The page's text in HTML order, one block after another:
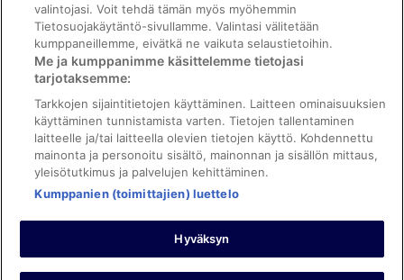
Sisältövaatimukset ja ilmoituksen tekeminen sisällöstä
Tuki
Ota yhteyttä
Varauksen muuttaminen tai peruuttaminen
Varaa lento lentoyhtiön hyvityskupongeilla
Hyvityksen hakeminen ja aikarajat
©2026 Expedia, Inc., Expedia Groupin yritys. Kaikki oikeudet
pidätetään. ebookers ja ebookersin logo ovat Expedia, Inc.:n
valintojasi. Voit tehdä tämän myös myöhemmin
Tietosuojakäytäntö-sivullamme. Valintasi välitetään
kumppaneillemme, eivätkä ne vaikuta selaustietoihin.
Me ja kumppanimme käsittelemme tietojasi
tarjotaksemme:
Tarkkojen sijaintitietojen käyttäminen. Laitteen ominaisuuksien
käyttäminen tunnistamista varten. Tietojen tallentaminen
laitteelle ja/tai laitteella olevien tietojen käyttö. Kohdennettu
mainonta ja personoitu sisältö, mainonnan ja sisällön mittaus,
yleisötutkimus ja palvelujen kehittäminen.
Kumppanien (toimittajien) luettelo
Hyväksyn